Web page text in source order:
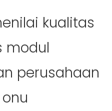
kualitas
modul
perusahaan